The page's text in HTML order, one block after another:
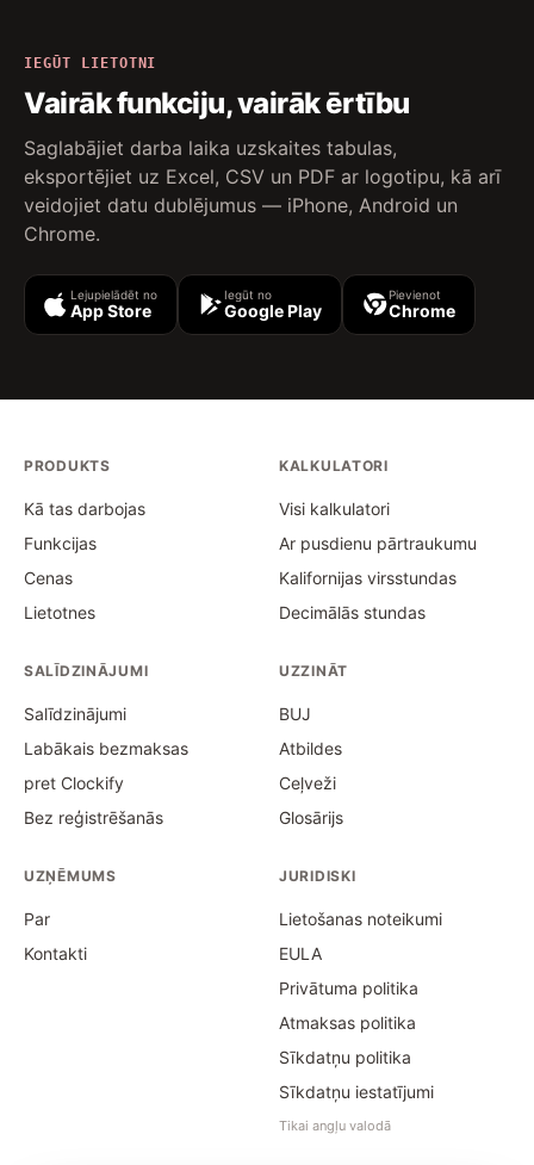
IEGŪT LIETOTNI
Vairāk funkciju, vairāk ērtību
Saglabājiet darba laika uzskaites tabulas,
eksportējiet uz Excel, CSV un PDF ar logotipu, kā arī
veidojiet datu dublējumus — iPhone, Android un
Chrome.
Lejupielādēt no
App Store
Iegūt no
Google Play
Pievienot
Chrome
PRODUKTS
Kā tas darbojas
Funkcijas
Cenas
Lietotnes
KALKULATORI
Visi kalkulatori
Ar pusdienu pārtraukumu
Kalifornijas virsstundas
Decimālās stundas
SALĪDZINĀJUMI
Salīdzinājumi
Labākais bezmaksas
pret Clockify
Bez reģistrēšanās
UZZINĀT
BUJ
Atbildes
Ceļveži
Glosārijs
UZŅĒMUMS
Par
Kontakti
JURIDISKI
Lietošanas noteikumi
EULA
Privātuma politika
Atmaksas politika
Sīkdatņu politika
Sīkdatņu iestatījumi
Tikai angļu valodā